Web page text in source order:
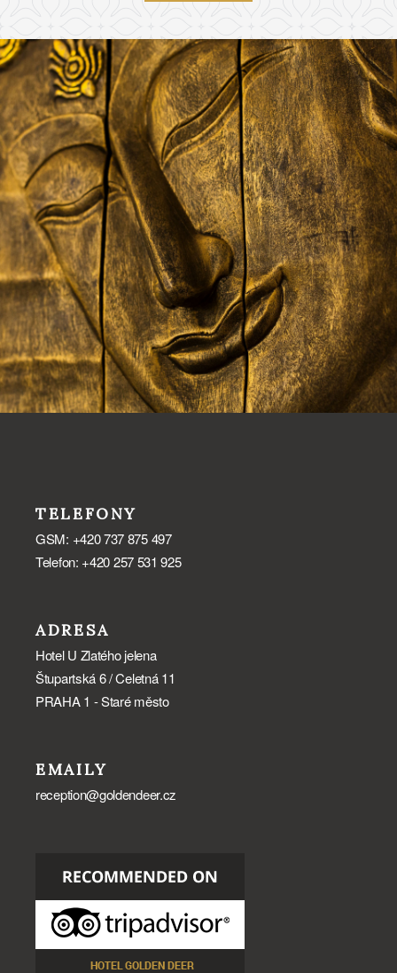
TELEFONY
GSM: +420 737 875 497
Telefon: +420 257 531 925
ADRESA
Hotel U Zlatého jelena
Štupartská 6 / Celetná 11
PRAHA 1 - Staré město
EMAILY
reception@goldendeer.cz